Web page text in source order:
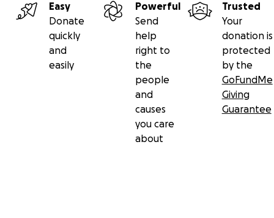
Easy
Donate
quickly
and
easily
Powerful
Send
help
right to
the
people
and
causes
you care
about
Trusted
Your
donation is
protected
by the
GoFundMe
Giving
Guarantee